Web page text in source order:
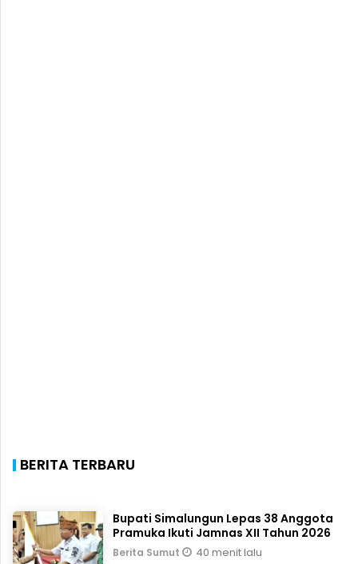
BERITA TERBARU
Bupati Simalungun Lepas 38 Anggota
Pramuka Ikuti Jamnas XII Tahun 2026
Berita Sumut 40 menit lalu